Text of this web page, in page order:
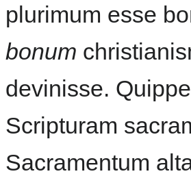
plurimum esse
bonum
devinisse.
Scripturam
Sacramentum